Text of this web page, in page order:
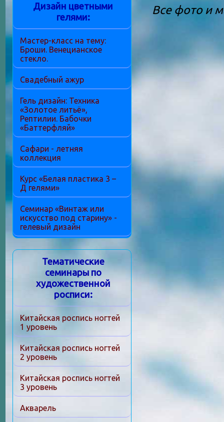
Все фото и
Дизайн цветными
гелями:
Мастер-класс на тему:
Броши. Венецианское
стекло.
Свадебный ажур
Гель дизайн: Техника
«Золотое литьё»,
Рептилии. Бабочки
«Баттерфляй»
Сафари - летняя
коллекция
Курс «Белая пластика 3 –
Д гелями»
Семинар «Винтаж или
искусство под старину» -
гелевый дизайн
Тематические
семинары по
художественной
росписи:
Китайская роспись ногтей
1 уровень
Китайская роспись ногтей
2 уровень
Китайская роспись ногтей
3 уровень
Акварель